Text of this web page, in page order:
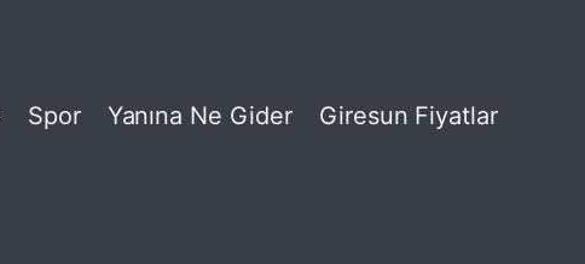
Spor Yanına Ne Gider Giresun Fiyatlar